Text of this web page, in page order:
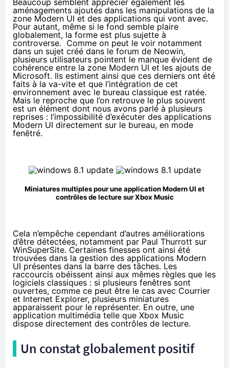
Beaucoup semblent apprécier également les
aménagements ajoutés dans les manipulations de la
zone Modern UI et des applications qui vont avec.
Pour autant, même si le fond semble plaire
globalement, la forme est plus sujette à
controverse. Comme on peut le voir notamment
dans un sujet créé dans le forum de Neowin,
plusieurs utilisateurs pointent le manque évident de
cohérence entre la zone Modern UI et les ajouts de
Microsoft. Ils estiment ainsi que ces derniers ont été
faits à la va-vite et que l’intégration de cet
environnement avec le bureau classique est ratée.
Mais le reproche que l’on retrouve le plus souvent
est un élément dont nous avons parlé à plusieurs
reprises : l’impossibilité d’exécuter des applications
Modern UI directement sur le bureau, en mode
fenêtré.
Miniatures multiples pour une application Modern UI et
contrôles de lecture sur Xbox Music
Cela n’empêche cependant d’autres améliorations
d’être détectées, notamment par Paul Thurrott sur
WinSuperSite. Certaines finesses ont ainsi été
trouvées dans la gestion des applications Modern
UI présentes dans la barre des tâches. Les
raccourcis obéissent ainsi aux mêmes règles que les
logiciels classiques : si plusieurs fenêtres sont
ouvertes, comme ce peut être le cas avec Courrier
et Internet Explorer, plusieurs miniatures
apparaissent pour le représenter. En outre, une
application multimédia telle que Xbox Music
dispose directement des contrôles de lecture.
Un constat globalement positif